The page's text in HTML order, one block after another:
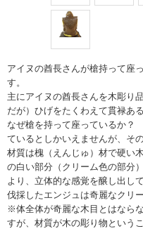
アイヌの酋長さんが槍持って座
す。
主にアイヌの酋長さんを木彫り
だが）ひげをたくわえて貫禄あ
なぜ槍を持って座っているか？
ているとしかいえませんが、そ
材質は槐（えんじゅ）材で硬い
の白い部分（クリーム色の部分
より、立体的な感覚を醸し出し
伐採したエンジュは奇麗なクリ
※体全体が奇麗な木目とはなら
すが、材質が木の彫り物という